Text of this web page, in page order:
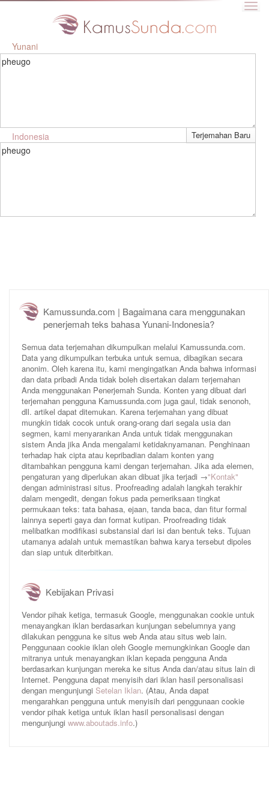
Yunani
pheugo
Indonesia
pheugo
Kamussunda.com | Bagaimana cara menggunakan
penerjemah teks bahasa Yunani-Indonesia?
Semua data terjemahan dikumpulkan melalui Kamussunda.com.
Data yang dikumpulkan terbuka untuk semua, dibagikan secara
anonim. Oleh karena itu, kami mengingatkan Anda bahwa informasi
dan data pribadi Anda tidak boleh disertakan dalam terjemahan
Anda menggunakan Penerjemah Sunda. Konten yang dibuat dari
terjemahan pengguna Kamussunda.com juga gaul, tidak senonoh,
dll. artikel dapat ditemukan. Karena terjemahan yang dibuat
mungkin tidak cocok untuk orang-orang dari segala usia dan
segmen, kami menyarankan Anda untuk tidak menggunakan
sistem Anda jika Anda mengalami ketidaknyamanan. Penghinaan
terhadap hak cipta atau kepribadian dalam konten yang
ditambahkan pengguna kami dengan terjemahan. Jika ada elemen,
pengaturan yang diperlukan akan dibuat jika terjadi →"Kontak"
dengan administrasi situs. Proofreading adalah langkah terakhir
dalam mengedit, dengan fokus pada pemeriksaan tingkat
permukaan teks: tata bahasa, ejaan, tanda baca, dan fitur formal
lainnya seperti gaya dan format kutipan. Proofreading tidak
melibatkan modifikasi substansial dari isi dan bentuk teks. Tujuan
utamanya adalah untuk memastikan bahwa karya tersebut dipoles
dan siap untuk diterbitkan.
Kebijakan Privasi
Vendor pihak ketiga, termasuk Google, menggunakan cookie untuk
menayangkan iklan berdasarkan kunjungan sebelumnya yang
dilakukan pengguna ke situs web Anda atau situs web lain.
Penggunaan cookie iklan oleh Google memungkinkan Google dan
mitranya untuk menayangkan iklan kepada pengguna Anda
berdasarkan kunjungan mereka ke situs Anda dan/atau situs lain di
Internet. Pengguna dapat menyisih dari iklan hasil personalisasi
dengan mengunjungi Setelan Iklan. (Atau, Anda dapat
mengarahkan pengguna untuk menyisih dari penggunaan cookie
vendor pihak ketiga untuk iklan hasil personalisasi dengan
mengunjungi www.aboutads.info.)